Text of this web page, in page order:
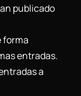
publicado
forma
entradas.
a